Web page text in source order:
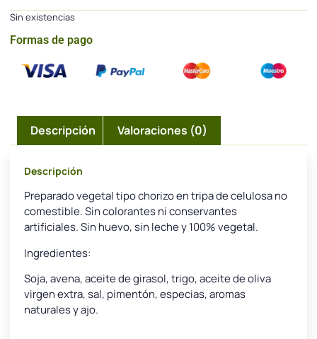
Sin existencias
Formas de pago
Descripción Valoraciones (0)
Descripción
Preparado vegetal tipo chorizo en tripa de celulosa no
comestible. Sin colorantes ni conservantes
artificiales. Sin huevo, sin leche y 100% vegetal.
Ingredientes:
Soja, avena, aceite de girasol, trigo, aceite de oliva
virgen extra, sal, pimentón, especias, aromas
naturales y ajo.